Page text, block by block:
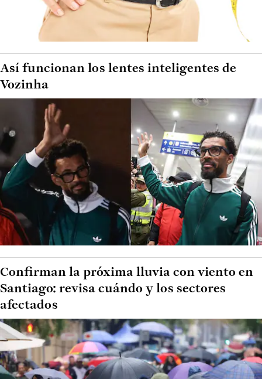
Así funcionan los lentes inteligentes de
Vozinha
Confirman la próxima lluvia con viento en
Santiago: revisa cuándo y los sectores
afectados